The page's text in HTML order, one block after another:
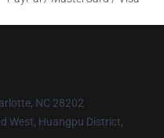
NC 28202
West, Huangpu District,